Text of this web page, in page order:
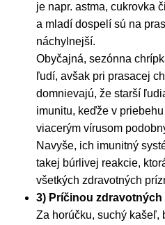
je napr. astma, cukrovka
a mladí dospelí sú na
náchylnejší.
Obyčajná, sezónna
ľudí, avšak pri prasacej
domnievajú, že starší
imunitu, keďže v
viacerým vírusom
Navyše, ich imunitný
takej búrlivej reakcie,
všetkých zdravotných
3) Príčinou
Za horúčku, suchý kašeľ,